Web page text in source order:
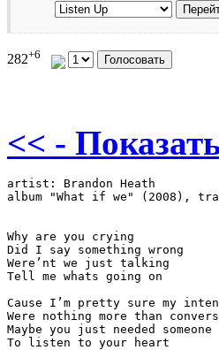
282+6
<< -
artist: Brandon Heath
album "What if we" (2008),
Why are you crying
Did I say something wrong
Were’nt we just talking
Tell me whats going on
Cause I’m pretty sure my
Were nothing more than
Maybe you just needed someone
To listen to your heart